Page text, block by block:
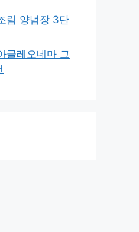
림 양념장 3단
글레오네마 그